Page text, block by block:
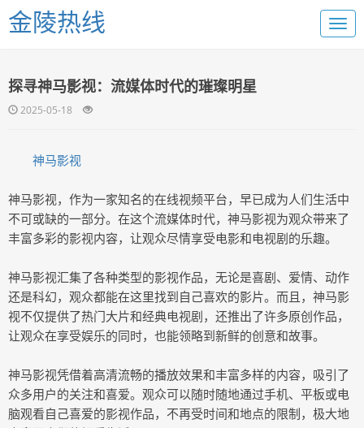
金陵热线
探寻神马影视：流媒体时代的璀璨明星
2025-05-18
神马影视
神马影视，作为一家知名的在线视频平台，早已成为人们生活中
不可或缺的一部分。在这个流媒体时代，神马影视为观众带来了
丰富多彩的影视内容，让观众尽情享受电影和电视剧的乐趣。
神马影视汇集了各种类型的影视作品，无论是喜剧、爱情、动作
还是科幻，观众都能在这里找到自己喜欢的影片。而且，神马影
视不仅提供了热门大片和经典电视剧，还推出了许多原创作品，
让观众在享受娱乐的同时，也能领略到新鲜的创意和故事。
神马影视凭借着高清流畅的播放效果和丰富多样的内容，吸引了
众多用户的关注和喜爱。观众可以随时随地通过手机、平板或电
脑观看自己喜爱的影视作品，不再受时间和地点的限制，极大地